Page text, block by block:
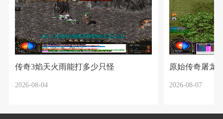
传奇3焰天火雨能打多少只怪
2026-08-04
原始传奇屠龙
2026-08-07